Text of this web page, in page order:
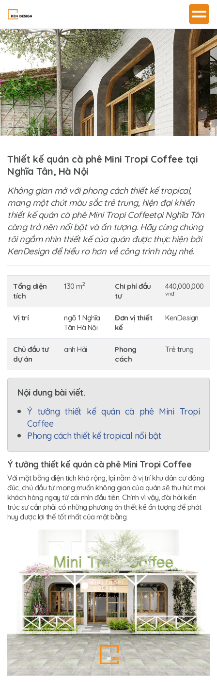
Thiết kế quán cà phê Mini Tropi Coffee tại
Nghĩa Tân, Hà Nội
Không gian mở với phong cách thiết kế tropical,
mang một chút màu sắc trẻ trung, hiện đại khiến
thiết kế quán cà phê Mini Tropi Coffeetại Nghĩa Tân
càng trở nên nổi bật và ấn tượng. Hãy cùng chúng
tôi ngắm nhìn thiết kế của quán được thực hiện bởi
KenDesign để hiểu ro hơn về công trình này nhé.
Tổng diện
tích
130 m2
Chi phí đầu
tư
440,000,000
vnđ
Vị trí
ngõ 1 Nghĩa
Tân Hà Nội
Đơn vị thiết
kế
KenDesign
Chủ đầu tư
dự án
anh Hải
Phong
cách
Trẻ trung
Nội dung bài viết.
Ý tưởng thiết kế quán cà phê Mini Tropi
Coffee
Phong cách thiết kế tropical nổi bật
Ý tưởng thiết kế quán cà phê Mini Tropi Coffee
Với mặt bằng diện tích khá rộng, lại nằm ở vị trí khu dân cư đông
đúc, chủ đầu tư mong muốn không gian của quán sẽ thu hút mọi
khách hàng ngay từ cái nhìn đầu tiên. Chính vì vậy, đòi hỏi kiến
trúc sư cần phải có những phương án thiết kế ấn tượng để phát
huy được lợi thế tốt nhất của mặt bằng.